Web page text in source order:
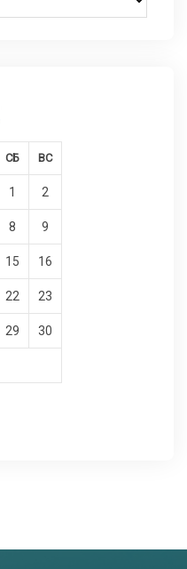
СБ ВС
1 2
8 9
15 16
22 23
29 30